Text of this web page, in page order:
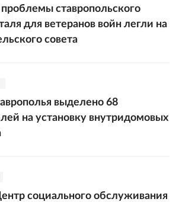
ставропольского
для ветеранов войн легли на
совета
выделено 68
на установку внутридомовых
социального обслуживания